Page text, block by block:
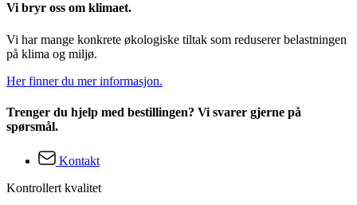
Vi bryr oss om klimaet.
Vi har mange konkrete økologiske tiltak som reduserer belastningen
på klima og miljø.
Her finner du mer informasjon.
Trenger du hjelp med bestillingen? Vi svarer gjerne på
spørsmål.
Kontakt
Kontrollert kvalitet